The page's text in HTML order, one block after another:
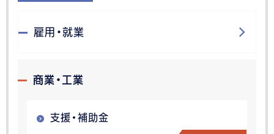
雇用・就業
商業・工業
支援・補助金